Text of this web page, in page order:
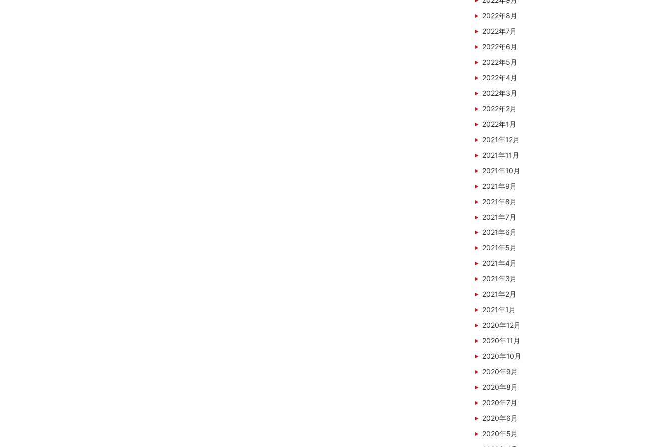
2022年8月
2022年7月
2022年6月
2022年5月
2022年4月
2022年3月
2022年2月
2022年1月
2021年12月
2021年11月
2021年10月
2021年9月
2021年8月
2021年7月
2021年6月
2021年5月
2021年4月
2021年3月
2021年2月
2021年1月
2020年12月
2020年11月
2020年10月
2020年9月
2020年8月
2020年7月
2020年6月
2020年5月